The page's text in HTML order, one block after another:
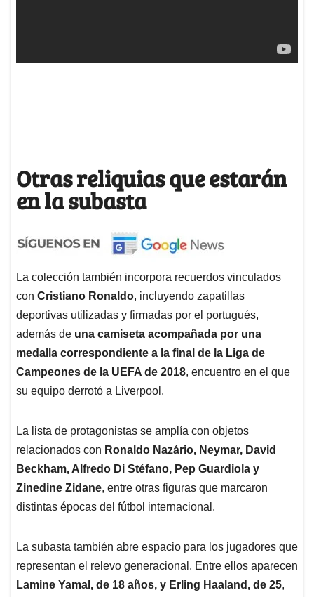
Otras reliquias que estarán
en la subasta
La colección también incorpora recuerdos vinculados
con Cristiano Ronaldo, incluyendo zapatillas
deportivas utilizadas y firmadas por el portugués,
además de una camiseta acompañada por una
medalla correspondiente a la final de la Liga de
Campeones de la UEFA de 2018, encuentro en el que
su equipo derrotó a Liverpool.
La lista de protagonistas se amplía con objetos
relacionados con Ronaldo Nazário, Neymar, David
Beckham, Alfredo Di Stéfano, Pep Guardiola y
Zinedine Zidane, entre otras figuras que marcaron
distintas épocas del fútbol internacional.
La subasta también abre espacio para los jugadores que
representan el relevo generacional. Entre ellos aparecen
Lamine Yamal, de 18 años, y Erling Haaland, de 25,